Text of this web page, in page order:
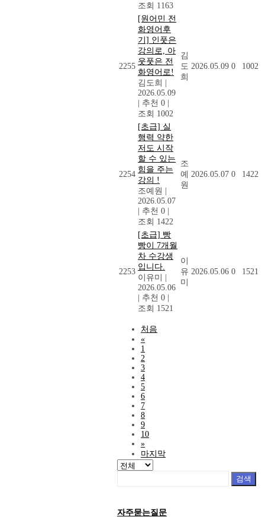
조회 1163
2255
[원어민 전
화영어후
기] 인풋은
강의로, 아
웃풋은 전
화영어로!
김도희 |
2026.05.09
| 추천 0 |
조회 1002
김
도
희
2026.05.09 0 1002
2254
[초급] 실
행력 약한
저도 시작
할 수 있는
힘을 주는
강의 !
조예원 |
2026.05.07
| 추천 0 |
조회 1422
조
예
원
2026.05.07 0 1422
2253
[초급] 빵
빵이 7개월
차 수강생
입니다.
이유미 |
2026.05.06
| 추천 0 |
조회 1521
이
유
미
2026.05.06 0 1521
처음
«
1
2
3
4
5
6
7
8
9
10
»
마지막
검색
자주묻는질문